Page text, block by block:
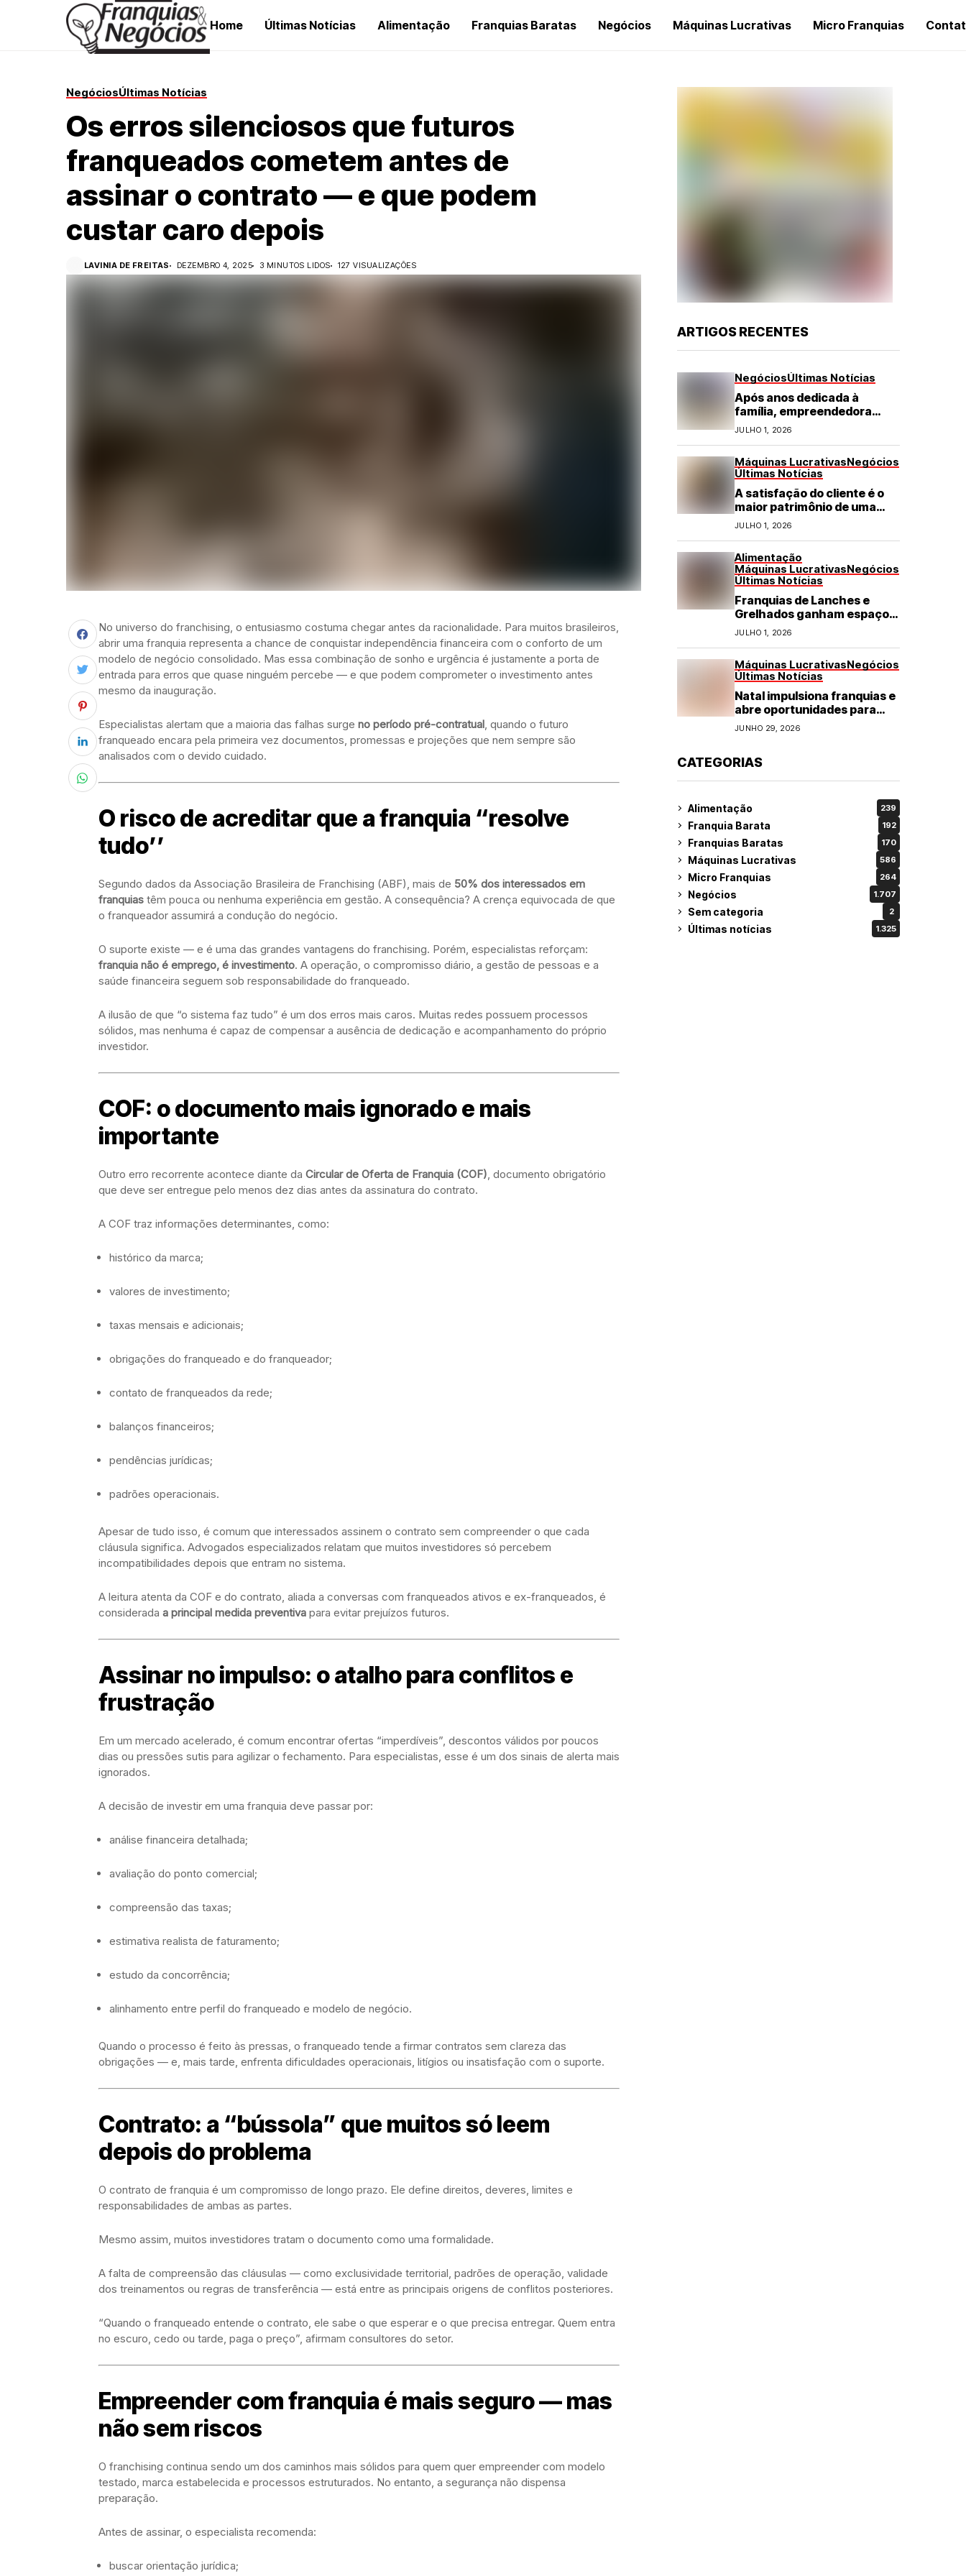
Home Últimas Notícias Alimentação Franquias Baratas Negócios Máquinas Lucrativas Micro Franquias
NegóciosÚltimas Notícias
Os erros silenciosos que futuros
franqueados cometem antes de
assinar o contrato — e que podem
custar caro depois
LAVINIA DE FREITAS DEZEMBRO 4, 2025 3 MINUTOS LIDOS 127 VISUALIZAÇÕES
No universo do franchising, o entusiasmo costuma chegar antes da racionalidade. Para muitos brasileiros,
abrir uma franquia representa a chance de conquistar independência financeira com o conforto de um
modelo de negócio consolidado. Mas essa combinação de sonho e urgência é justamente a porta de
entrada para erros que quase ninguém percebe — e que podem comprometer o investimento antes
mesmo da inauguração.
Especialistas alertam que a maioria das falhas surge no período pré-contratual, quando o futuro
franqueado encara pela primeira vez documentos, promessas e projeções que nem sempre são
analisados com o devido cuidado.
O risco de acreditar que a franquia “resolve
tudo’’
Segundo dados da Associação Brasileira de Franchising (ABF), mais de 50% dos interessados em
franquias têm pouca ou nenhuma experiência em gestão. A consequência? A crença equivocada de que
o franqueador assumirá a condução do negócio.
O suporte existe — e é uma das grandes vantagens do franchising. Porém, especialistas reforçam:
franquia não é emprego, é investimento. A operação, o compromisso diário, a gestão de pessoas e a
saúde financeira seguem sob responsabilidade do franqueado.
A ilusão de que “o sistema faz tudo” é um dos erros mais caros. Muitas redes possuem processos
sólidos, mas nenhuma é capaz de compensar a ausência de dedicação e acompanhamento do próprio
investidor.
COF: o documento mais ignorado e mais
importante
Outro erro recorrente acontece diante da Circular de Oferta de Franquia (COF), documento obrigatório
que deve ser entregue pelo menos dez dias antes da assinatura do contrato.
A COF traz informações determinantes, como:
histórico da marca;
valores de investimento;
taxas mensais e adicionais;
obrigações do franqueado e do franqueador;
contato de franqueados da rede;
balanços financeiros;
pendências jurídicas;
padrões operacionais.
Apesar de tudo isso, é comum que interessados assinem o contrato sem compreender o que cada
cláusula significa. Advogados especializados relatam que muitos investidores só percebem
incompatibilidades depois que entram no sistema.
A leitura atenta da COF e do contrato, aliada a conversas com franqueados ativos e ex-franqueados, é
considerada a principal medida preventiva para evitar prejuízos futuros.
Assinar no impulso: o atalho para conflitos e
frustração
Em um mercado acelerado, é comum encontrar ofertas “imperdíveis”, descontos válidos por poucos
dias ou pressões sutis para agilizar o fechamento. Para especialistas, esse é um dos sinais de alerta mais
ignorados.
A decisão de investir em uma franquia deve passar por:
análise financeira detalhada;
avaliação do ponto comercial;
compreensão das taxas;
estimativa realista de faturamento;
estudo da concorrência;
alinhamento entre perfil do franqueado e modelo de negócio.
Quando o processo é feito às pressas, o franqueado tende a firmar contratos sem clareza das
obrigações — e, mais tarde, enfrenta dificuldades operacionais, litígios ou insatisfação com o suporte.
Contrato: a “bússola” que muitos só leem
depois do problema
O contrato de franquia é um compromisso de longo prazo. Ele define direitos, deveres, limites e
responsabilidades de ambas as partes.
Mesmo assim, muitos investidores tratam o documento como uma formalidade.
A falta de compreensão das cláusulas — como exclusividade territorial, padrões de operação, validade
dos treinamentos ou regras de transferência — está entre as principais origens de conflitos posteriores.
“Quando o franqueado entende o contrato, ele sabe o que esperar e o que precisa entregar. Quem entra
no escuro, cedo ou tarde, paga o preço”, afirmam consultores do setor.
Empreender com franquia é mais seguro — mas
não sem riscos
O franchising continua sendo um dos caminhos mais sólidos para quem quer empreender com modelo
testado, marca estabelecida e processos estruturados. No entanto, a segurança não dispensa
preparação.
Antes de assinar, o especialista recomenda:
buscar orientação jurídica;
ARTIGOS RECENTES
NegóciosÚltimas Notícias
Após anos dedicada à
família, empreendedora
transforma franquia de
turismo em negócio de
JULHO 1, 2026
Máquinas LucrativasNegócios
Últimas Notícias
A satisfação do cliente é o
maior patrimônio de uma
franquia
JULHO 1, 2026
Alimentação
Máquinas LucrativasNegócios
Últimas Notícias
Franquias de Lanches e
Grelhados ganham espaço
com demanda por refeições
rápidas e de qualidade
JULHO 1, 2026
Máquinas LucrativasNegócios
Últimas Notícias
Natal impulsiona franquias e
abre oportunidades para
diversos segmentos do
JUNHO 29, 2026
CATEGORIAS
Alimentação 239
Franquia Barata 192
Franquias Baratas 170
Máquinas Lucrativas 586
Micro Franquias 264
Negócios 1.707
Sem categoria 2
Últimas notícias 1.325